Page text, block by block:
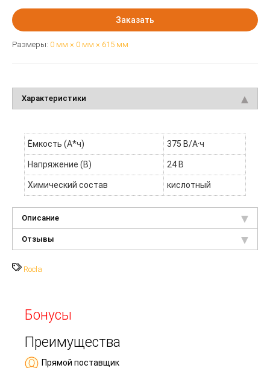
Заказать
Размеры: 0 мм × 0 мм × 615 мм
Характеристики
Ёмкость (А*ч) 375 В/А·ч
Напряжение (В) 24 В
Химический состав кислотный
Описание
Отзывы
Rocla
Бонусы
Преимущества
Прямой поставщик